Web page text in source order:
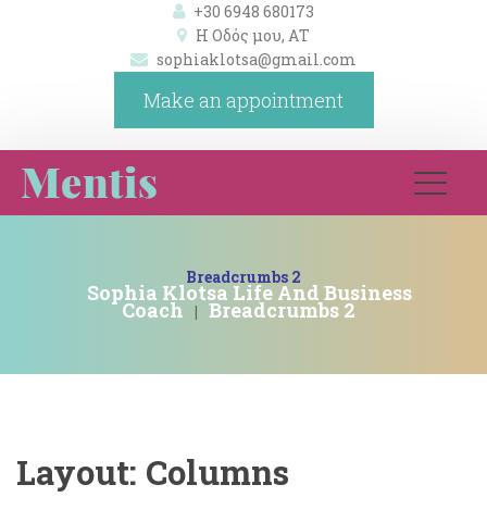
+30 6948 680173
Η Οδός μου, ΑΤ
ophiaklotsa@gmail.com
Make an appointment
Breadcrumbs 2
Sophia Klotsa Life And Business
Coach | Breadcrumbs 2
Layout: Column